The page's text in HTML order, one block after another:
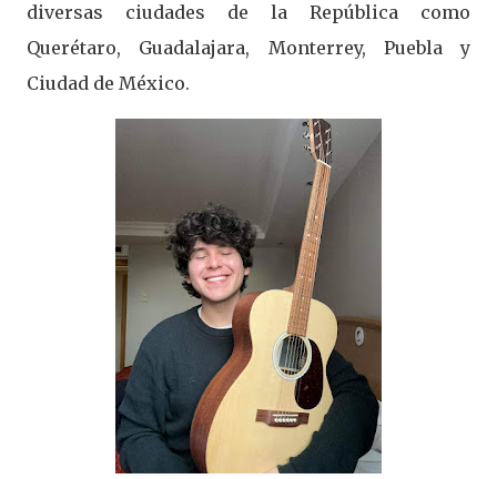
diversas ciudades de la República como
Querétaro, Guadalajara, Monterrey, Puebla y
Ciudad de México.